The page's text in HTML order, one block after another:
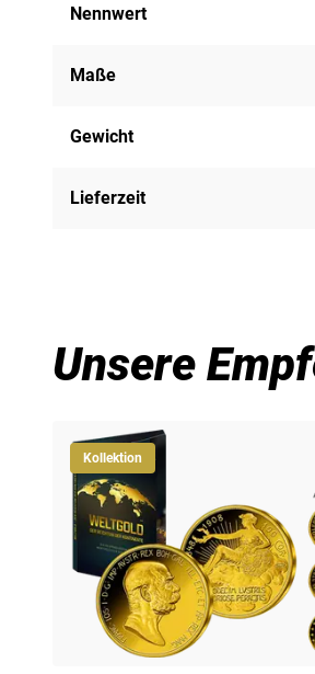
Nennwert
Maße
Gewicht
Lieferzeit
Unsere
Kollektion